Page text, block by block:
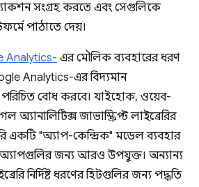
সংগ্রহ করতে এবং সেগুলিকে
পাঠাতে দেয়।
Analytics- এর মৌলিক ব্যবহারের ধরণ
Analytics-এর বিদ্যমান
পরিচিত বোধ করবে। যাইহোক, ওয়েব-
অ্যানালিটিক্স জাভাস্ক্রিপ্ট লাইব্রেরির
একটি "অ্যাপ-কেন্দ্রিক" মডেল ব্যবহার
জন্য আরও উপযুক্ত। অন্যান্য
নির্দিষ্ট ধরণের হিটগুলির জন্য পদ্ধতি